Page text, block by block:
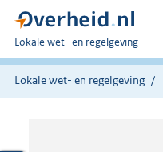
U
bent
hier:
Lokale wet- en regelgeving
Lokale wet- en regelgeving